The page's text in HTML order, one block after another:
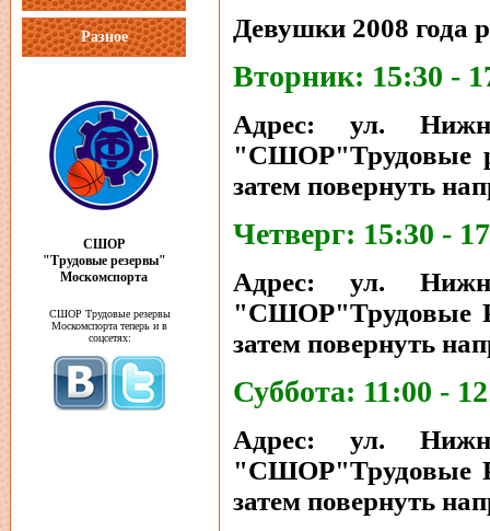
Разное
СШОР
"Трудовые резервы"
Москомспорта
СШОР Трудовые резервы
Москомспорта теперь и в
соцсетях:
Девушки 2008 года
Вторник: 15:30 -
Адрес: ул.
"СШОР"Трудовые
затем повернуть
Четверг: 15:30 -
Адрес: ул.
"СШОР"Трудовые
затем повернуть
Суббота: 11:00 -
Адрес: ул.
"СШОР"Трудовые
затем повернуть